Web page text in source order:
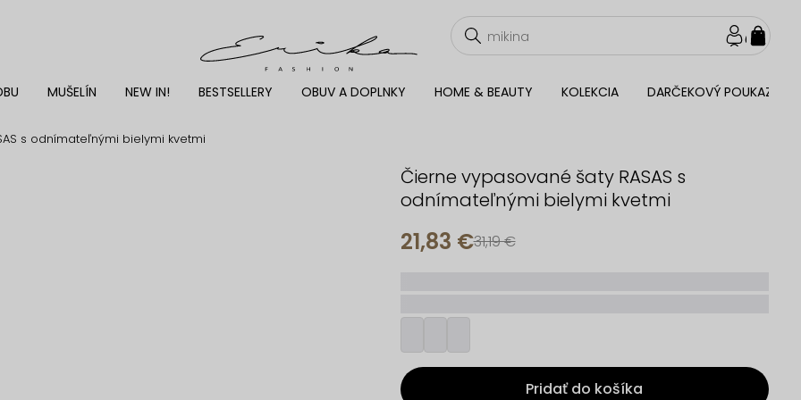
MUŠELÍN NEW IN! BESTSELLERY OBUV A DOPLNKY HOME & BEAUTY KOLEKCIA DARČEKOVÝ POUKAZ
s odnímateľnými bielymi kvetmi
Čierne vypasované šaty RASAS s
odnímateľnými bielymi kvetmi
31,19 €
21,83 €
Pridať do košíka